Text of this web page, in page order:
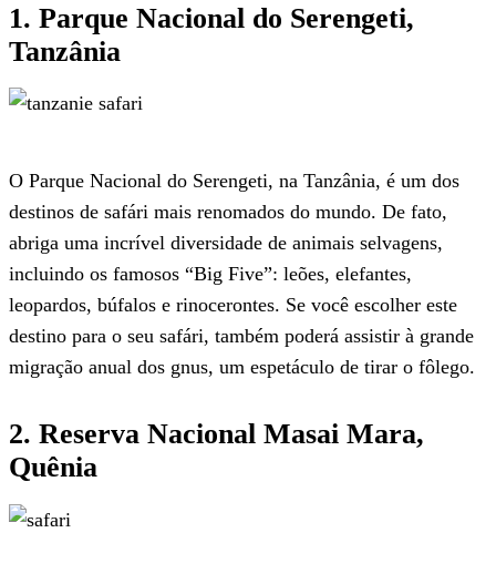
1. Parque Nacional do Serengeti,
Tanzânia
O Parque Nacional do Serengeti, na Tanzânia, é um dos
destinos de safári mais renomados do mundo. De fato,
abriga uma incrível diversidade de animais selvagens,
incluindo os famosos “Big Five”: leões, elefantes,
leopardos, búfalos e rinocerontes. Se você escolher este
destino para o seu safári, também poderá assistir à grande
migração anual dos gnus, um espetáculo de tirar o fôlego.
2. Reserva Nacional Masai Mara,
Quênia